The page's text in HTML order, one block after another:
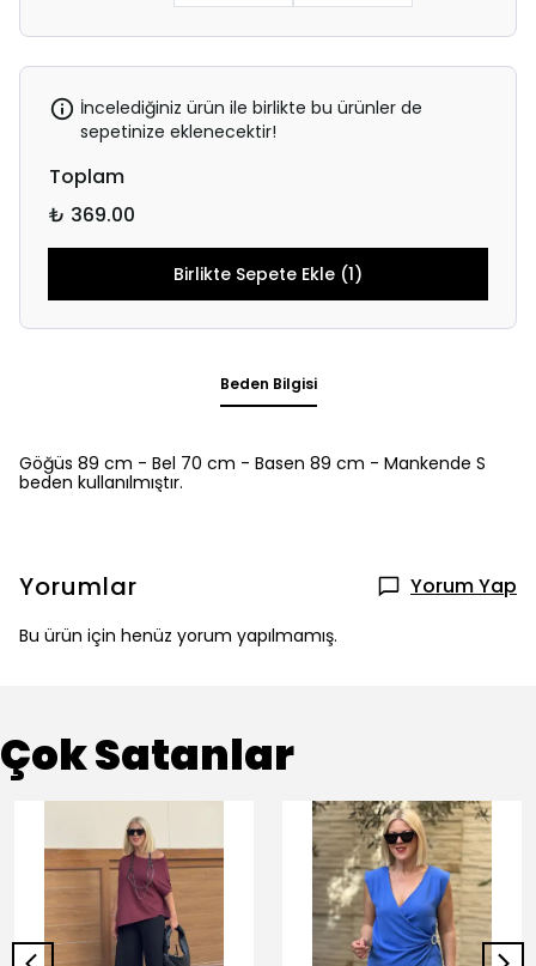
İncelediğiniz ürün ile birlikte bu ürünler de
sepetinize eklenecektir!
Toplam
₺ 369.00
Birlikte Sepete Ekle (1)
Beden Bilgisi
Göğüs 89 cm - Bel 70 cm - Basen 89 cm - Mankende S
beden kullanılmıştır.
Yorumlar Yorum Yap
Bu ürün için henüz yorum yapılmamış.
Çok Satanlar